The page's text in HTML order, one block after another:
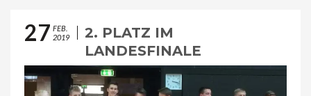
27 FEB.
2019
2. PLATZ IM
LANDESFINALE
VOLLEYBALL DER WK 2
AM 26.02.2019 IN GERA